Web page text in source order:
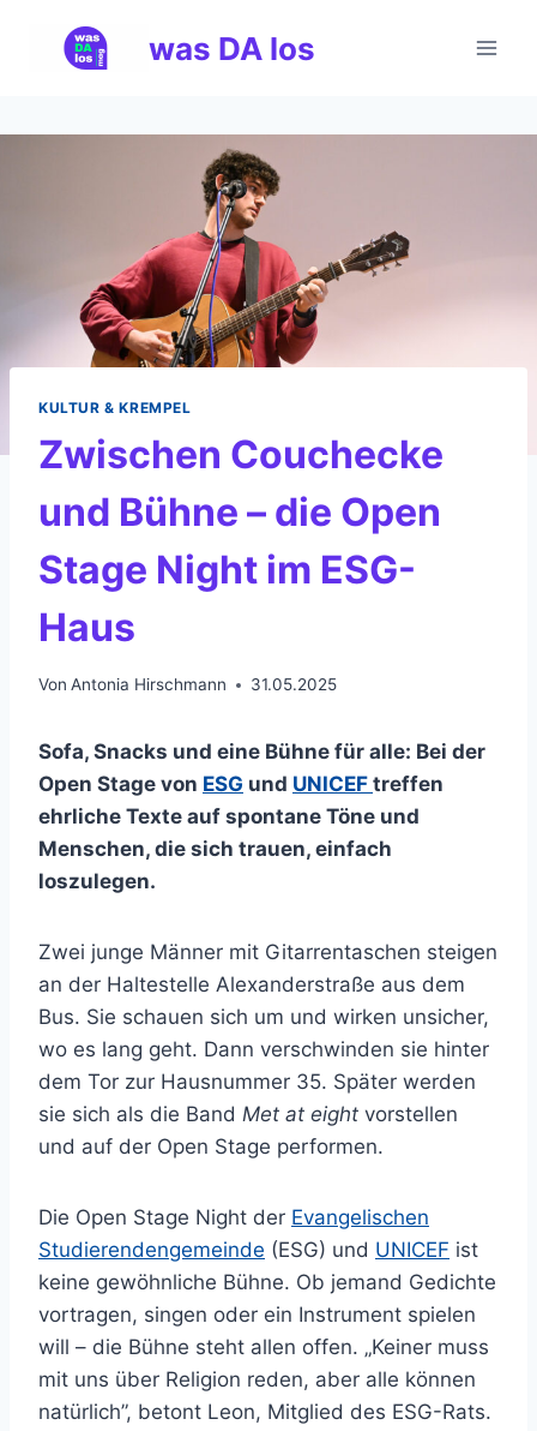
was DA los
KULTUR & KREMPEL
Zwischen Couchecke
und Bühne – die Open
Stage Night im ESG-
Haus
Von Antonia Hirschmann 31.05.2025
Sofa, Snacks und eine Bühne für alle: Bei der
Open Stage von ESG und UNICEF treffen
ehrliche Texte auf spontane Töne und
Menschen, die sich trauen, einfach
loszulegen.
Zwei junge Männer mit Gitarrentaschen steigen
an der Haltestelle Alexanderstraße aus dem
Bus. Sie schauen sich um und wirken unsicher,
wo es lang geht. Dann verschwinden sie hinter
dem Tor zur Hausnummer 35. Später werden
sie sich als die Band Met at eight vorstellen
und auf der Open Stage performen.
Die Open Stage Night der Evangelischen
Studierendengemeinde (ESG) und UNICEF ist
keine gewöhnliche Bühne. Ob jemand Gedichte
vortragen, singen oder ein Instrument spielen
will – die Bühne steht allen offen. „Keiner muss
mit uns über Religion reden, aber alle können
natürlich”, betont Leon, Mitglied des ESG-Rats.